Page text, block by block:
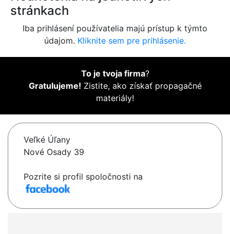
stránkach
Iba prihlásení používatelia majú prístup k týmto
údajom. Kliknite sem pre prihlásenie.
To je tvoja firma?
Gratulujeme! Zistite, ako získať propagačné
materiály!
Veľké Úľany
Nové Osady 39
Pozrite si profil spoločnosti na